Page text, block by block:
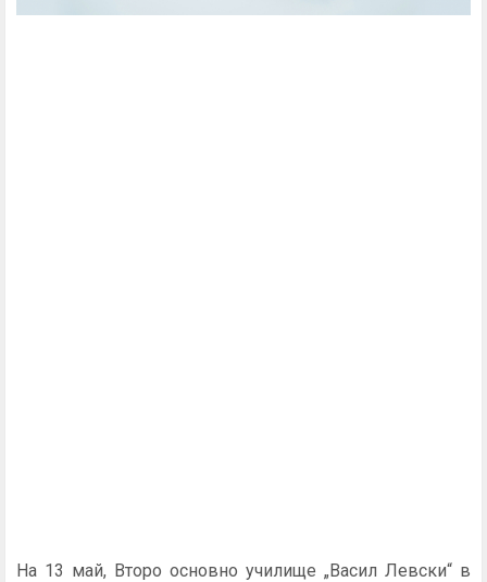
На 13 май, Второ основно училище „Васил Левски“ в